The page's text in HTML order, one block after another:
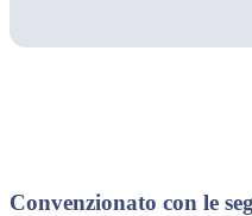
Convenzionato con le